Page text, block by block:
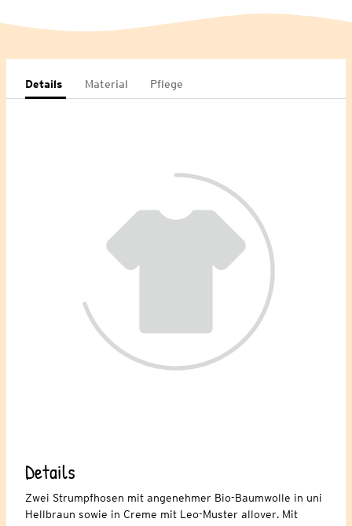
Details Material Pflege
Details
Zwei Strumpfhosen mit angenehmer Bio-Baumwolle in uni
Hellbraun sowie in Creme mit Leo-Muster allover. Mit